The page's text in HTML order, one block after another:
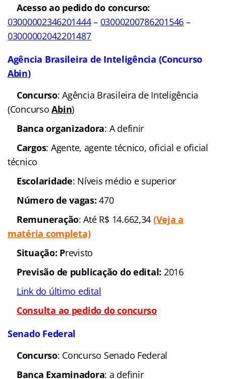
Acesso ao pedido do concurso:
03000002346201444– 03000200786201546 –
03000002042201487
Agência Brasileira de Inteligência (Concurso
Abin)
Concurso: Agência Brasileira de Inteligência
(ConcursoAbin)
Banca organizadora: A definir
Cargos: Agente, agente técnico, oficial e oficial
técnico
Escolaridade: Níveis médio e superior
Número de vagas: 470
Remuneração: Até R$ 14.662,34 (Veja a
matéria completa)
Situação: Previsto
Previsão de publicação do edital: 2016
Link do último edital
Consulta ao pedido do concurso
Senado Federal
Concurso: Concurso Senado Federal
Banca Examinadora: a definir